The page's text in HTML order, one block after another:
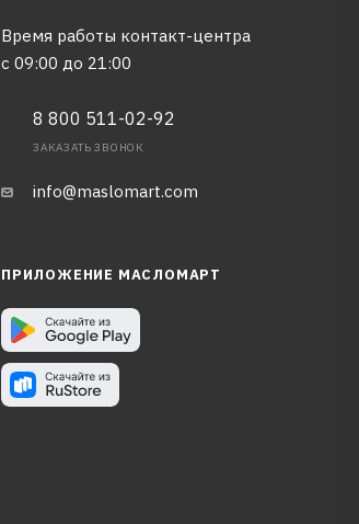
Время работы контакт-центра
с 09:00 до 21:00
8 800 511-02-92
ЗАКАЗАТЬ ЗВОНОК
info@maslomart.com
ПРИЛОЖЕНИЕ МАСЛОМАРТ